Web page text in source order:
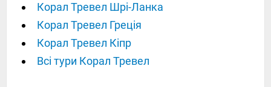
Корал Тревел Шрі-Ланка
Корал Тревел Греція
Корал Тревел Кіпр
Всі тури Корал Тревел